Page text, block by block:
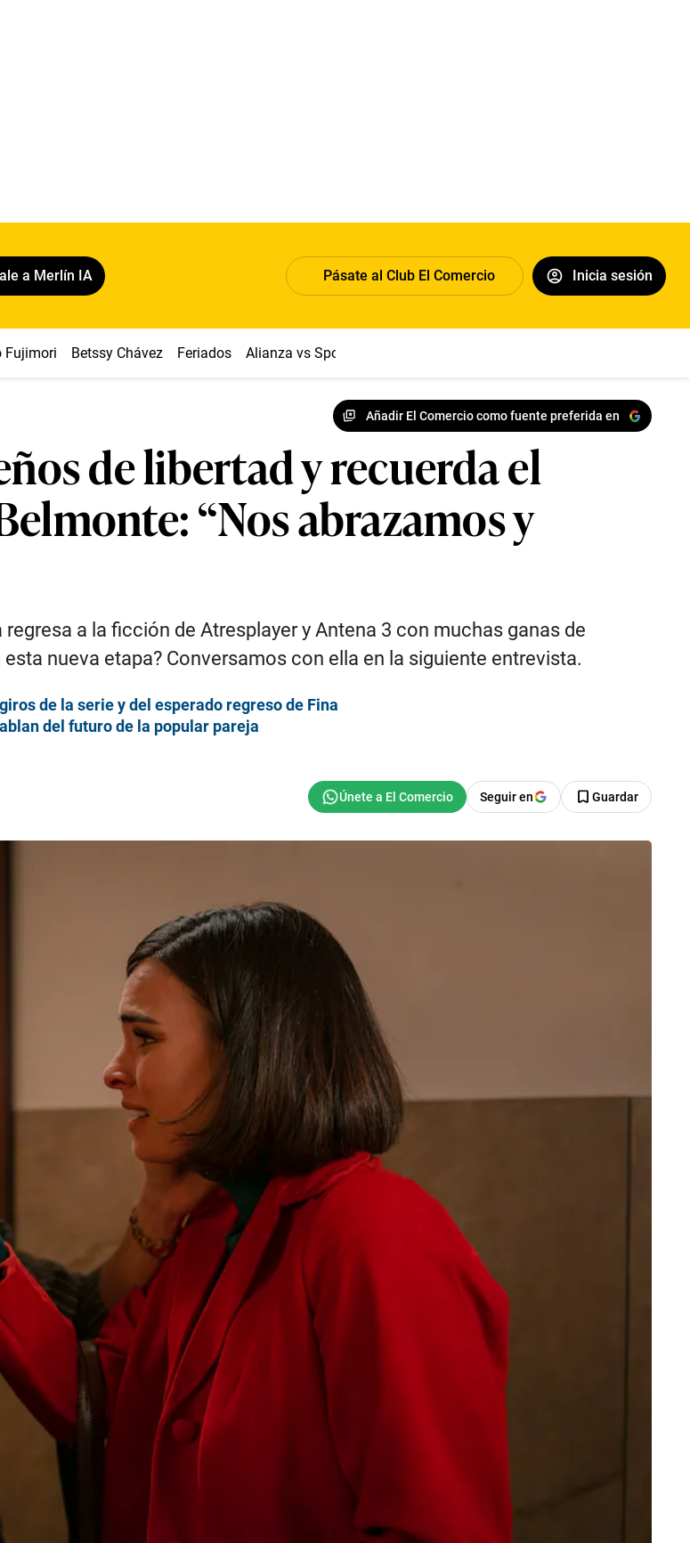
a Merlín IA Pásate al Club El Comercio Inicia sesión
Fujimori Betssy Chávez Feriados Alianza vs Sport Boys
Añadir El Comercio como fuente preferida en
de libertad y recuerda el
“Nos abrazamos y
a la ficción de Atresplayer y Antena 3 con muchas ganas de
nueva etapa? Conversamos con ella en la siguiente entrevista.
de la serie y del esperado regreso de Fina
del futuro de la popular pareja
Seguir en Guardar